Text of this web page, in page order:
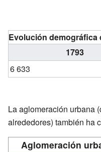
Evolución demográfica
1793
6 633
La aglomeración urbana
alrededores) también ha
Aglomeración